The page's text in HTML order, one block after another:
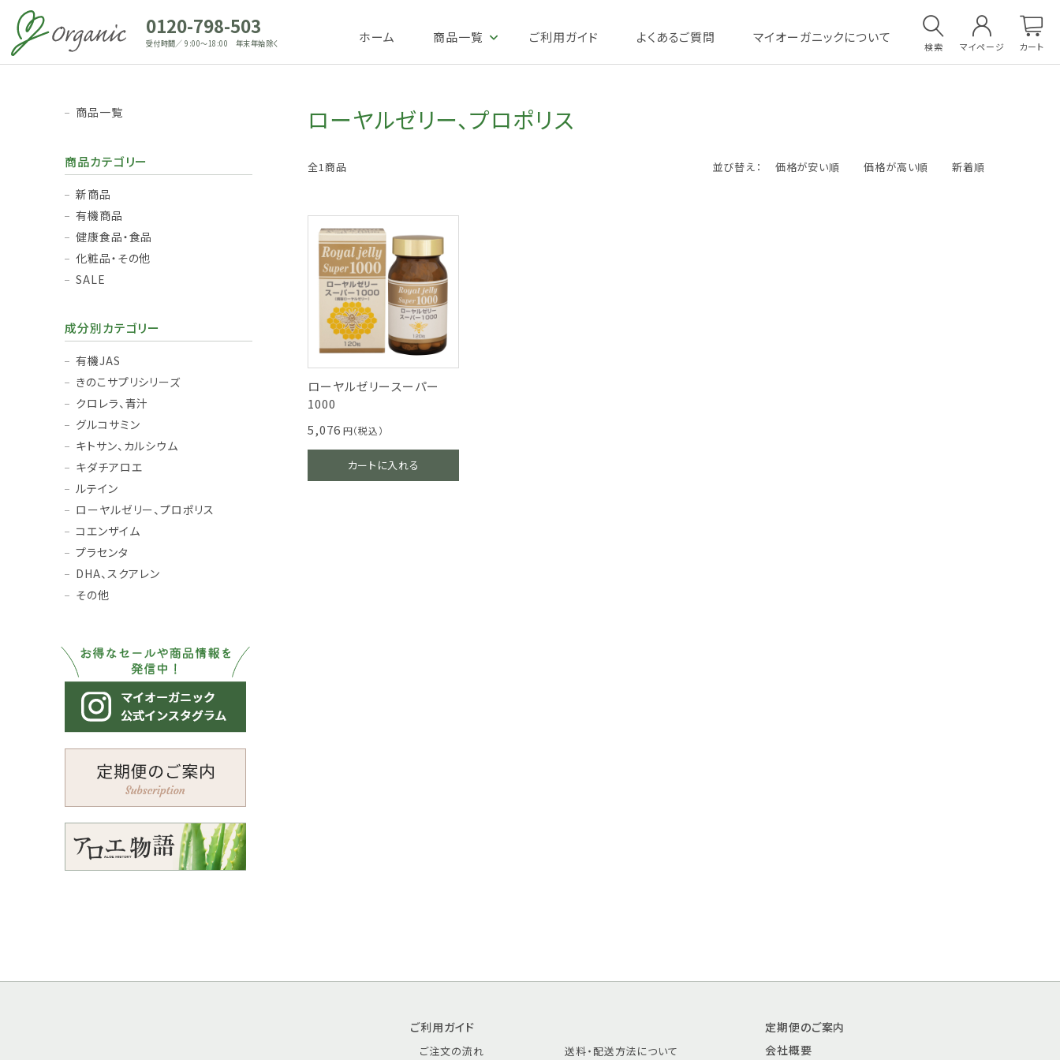
0120-798-503
受付時間／ 9:00～18:00 年末年始除く ホーム 商品一覧 ご利用ガイド よくあるご質問 マイオーガニックについて
検索 マイページ カート
ローヤルゼリー、プロポリス
全1商品 並び替え： 価格が安い順 価格が高い順 新着順
ローヤルゼリースーパー
1000
5,076 円（税込）
カートに入れる
商品一覧
商品カテゴリー
新商品
有機商品
健康食品・食品
化粧品・その他
SALE
成分別カテゴリー
有機JAS
きのこサプリシリーズ
クロレラ、青汁
グルコサミン
キトサン、カルシウム
キダチアロエ
ルテイン
ローヤルゼリー、プロポリス
コエンザイム
プラセンタ
DHA、スクアレン
その他
ご利用ガイド
ご注文の流れ 送料・配送方法について
定期便のご案内
会社概要